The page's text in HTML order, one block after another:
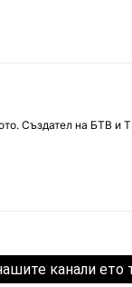
Създател на БТВ и
канали ето